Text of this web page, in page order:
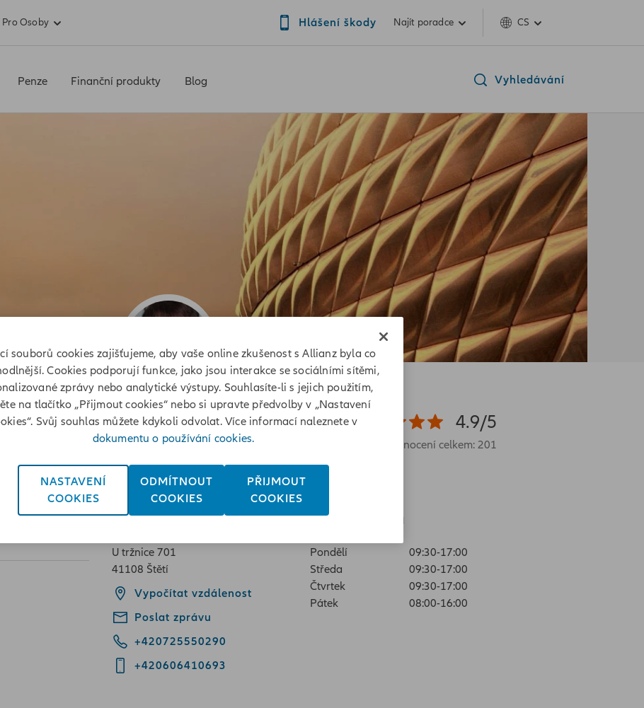
Pro Osoby Hlášení škody Najít poradce CS
Penze Finanční produkty Blog Vyhledávání
tržnice 701, Štětí 4.9/5
Hodnocení celkem: 201
Adresa
U tržnice 701
41108 Štětí
Vypočítat vzdálenost
Poslat zprávu
+420725550290
+420606410693
Otevírací doba
Pondělí
09:30-17:00
Středa
09:30-17:00
Čtvrtek
09:30-17:00
Pátek
08:00-16:00
souborů cookies zajišťujeme, aby vaše online zkušenost s Allianz byla co
Cookies podporují funkce, jako jsou interakce se sociálními sítěmi,
zprávy nebo analytické výstupy. Souhlasíte-li s jejich použitím,
na tlačítko „Přijmout cookies“ nebo si upravte předvolby v „Nastavení
Svůj souhlas můžete kdykoli odvolat. Více informací naleznete v
dokumentu o používání cookies.
NASTAVENÍ
COOKIES
ODMÍTNOUT
COOKIES
PŘIJMOUT
COOKIES